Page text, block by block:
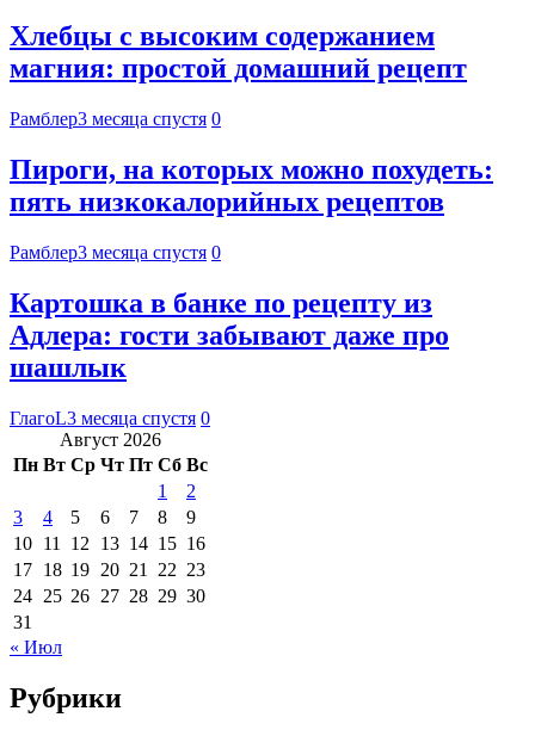
Хлебцы с высоким содержанием
магния: простой домашний рецепт
Рамблер3 месяца спустя 0
Пироги, на которых можно похудеть:
пять низкокалорийных рецептов
Рамблер3 месяца спустя 0
Картошка в банке по рецепту из
Адлера: гости забывают даже про
шашлык
ГлагоL3 месяца спустя 0
Август 2026
Пн Вт Ср Чт Пт Сб Вс
1
2
3
4 5 6 7 8
9
10 11 12 13 14 15 16
17 18 19 20 21 22 23
24 25 26 27 28 29 30
31
« Июл
Рубрики